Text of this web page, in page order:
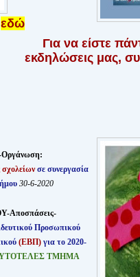
εδώ
Για να είστε
εκδηλώσεις μας,
σε συνεργασία
30-6-2020
Αποσπάσεις-
Προσωπικού
(ΕΒΠ) για το 2020-
ΑΥΤΟΤΕΛΕΣ ΤΜΗΜΑ